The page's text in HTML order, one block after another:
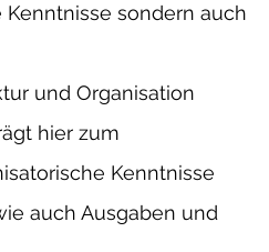
sondern auch
und Organisation
hier zum
Kenntnisse
auch Ausgaben und